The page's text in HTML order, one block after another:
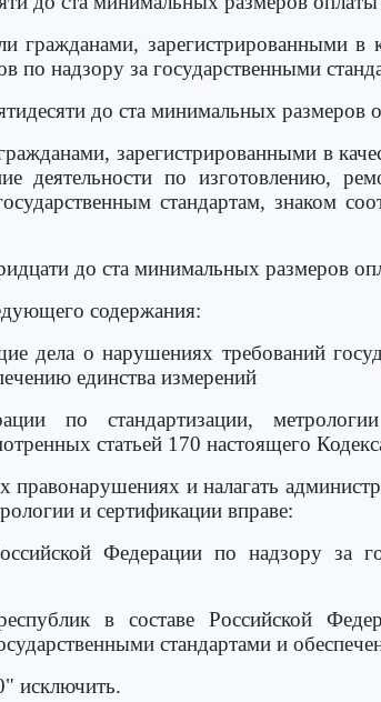
зарегистрированными в
по надзору за государственными
до ста минимальных размеров
зарегистрированными в
деятельности по изготовлению,
стандартам, знаком
до ста минимальных размеров
содержания:
дела о нарушениях требований
единства измерений
по стандартизации,
статьей 170 настоящего
правонарушениях и налагать
и сертификации вправе:
Федерации по надзору за
в составе Российской
стандартами и
исключить.